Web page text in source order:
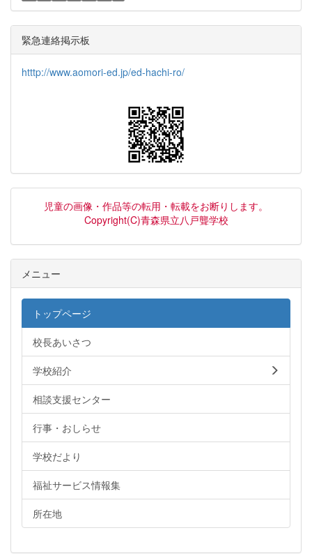
緊急連絡掲示板
htttp://www.aomori-ed.jp/ed-hachi-ro/
児童の画像・作品等の転用・転載をお断りします。
Copyright(C)青森県立八戸聾学校
メニュー
トップページ
校長あいさつ
学校紹介
相談支援センター
行事・おしらせ
学校だより
福祉サービス情報集
所在地